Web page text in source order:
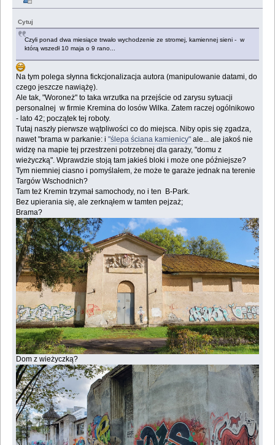
Cytuj
Czyli ponad dwa miesiące trwało wychodzenie ze stromej, kamiennej sieni - w
którą wszedł 10 maja o 9 rano...
Na tym polega słynna fickcjonalizacja autora (manipulowanie datami, do
czego jeszcze nawiążę).
Ale tak, "Woroneż" to taka wrzutka na przejście od zarysu sytuacji
personalnej w firmie Kremina do losów Wilka. Zatem raczej ogólnikowo
- lato 42; początek tej roboty.
Tutaj naszły pierwsze wątpliwości co do miejsca. Niby opis się zgadza,
nawet "brama w parkanie: i"ślepa ściana kamienicy" ale... ale jakoś nie
widzę na mapie tej przestrzeni potrzebnej dla garaży, "domu z
wieżyczką". Wprawdzie stoją tam jakieś bloki i może one późniejsze?
Tym niemniej ciasno i pomyślałem, że może te garaże jednak na terenie
Targów Wschodnich?
Tam też Kremin trzymał samochody, no i ten B-Park.
Bez upierania się, ale zerknąłem w tamten pejzaż;
Brama?
Dom z wieżyczką?